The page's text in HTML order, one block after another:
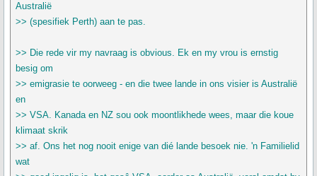
Australië
>> (spesifiek Perth) aan te pas.
>> Die rede vir my navraag is obvious. Ek en my vrou is ernstig
besig om
>> emigrasie te oorweeg - en die twee lande in ons visier is Australië
en
>> VSA. Kanada en NZ sou ook moontlikhede wees, maar die koue
klimaat skrik
>> af. Ons het nog nooit enige van dié lande besoek nie. 'n Familielid
wat